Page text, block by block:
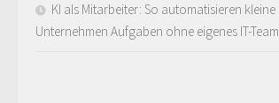
KI als Mitarbeiter: So automatisieren kleine
Unternehmen Aufgaben ohne eigenes IT-Team